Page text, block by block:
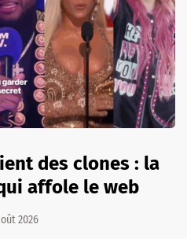
des clones : la
affole le web
2026